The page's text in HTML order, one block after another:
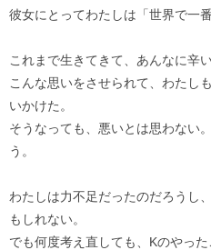
彼女にとってわたしは「世界で一
これまで生きてきて、あんなに辛
こんな思いをさせられて、わたし
いかけた。
そうなっても、悪いとは思わない
う。
わたしは力不足だったのだろうし
もしれない。
でも何度考え直しても、Kのやった